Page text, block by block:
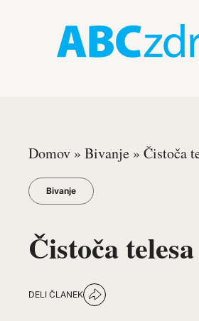
Domov » Bivanje » Čistoča
Bivanje
Čistoča telesa
DELI ČLANEK